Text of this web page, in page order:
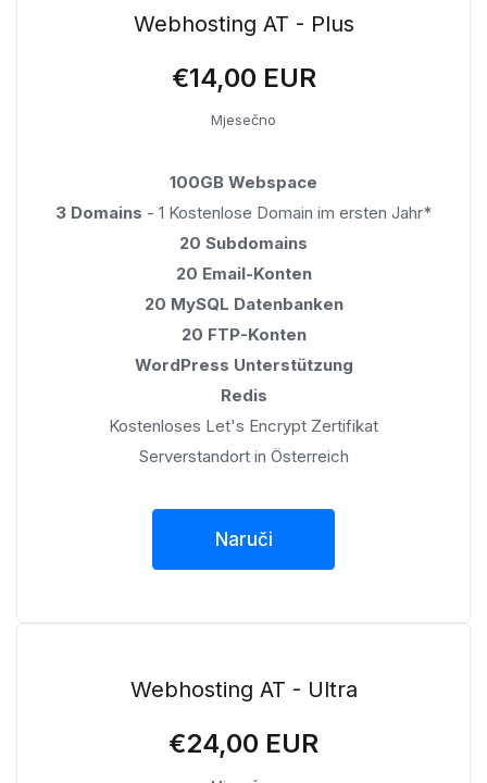
Webhosting AT - Plus
€14,00 EUR
Mjesečno
100GB Webspace
3 Domains - 1 Kostenlose Domain im ersten Jahr*
20 Subdomains
20 Email-Konten
20 MySQL Datenbanken
20 FTP-Konten
WordPress Unterstützung
Redis
Kostenloses Let's Encrypt Zertifikat
Serverstandort in Österreich
Naruči
Webhosting AT - Ultra
€24,00 EUR